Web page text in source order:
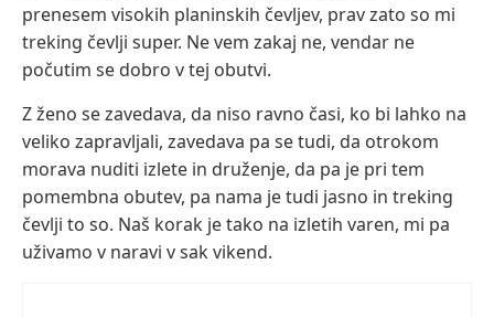
prenesem visokih planinskih čevljev, prav zato so mi
treking čevlji super. Ne vem zakaj ne, vendar ne
počutim se dobro v tej obutvi.
Z ženo se zavedava, da niso ravno časi, ko bi lahko na
veliko zapravljali, zavedava pa se tudi, da otrokom
morava nuditi izlete in druženje, da pa je pri tem
pomembna obutev, pa nama je tudi jasno in treking
čevlji to so. Naš korak je tako na izletih varen, mi pa
uživamo v naravi v sak vikend.